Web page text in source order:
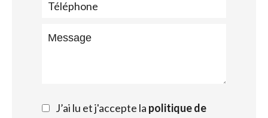
J’ai lu et j'accepte la politique de